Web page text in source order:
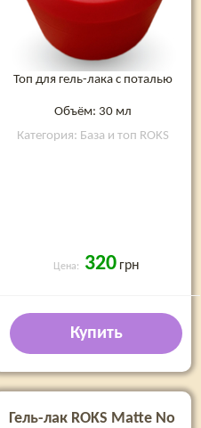
Топ для гель-лака с поталью
Объём: 30 мл
Категория: База и топ ROKS
Цена: 320 грн
Купить
Гель-лак ROKS Matte No